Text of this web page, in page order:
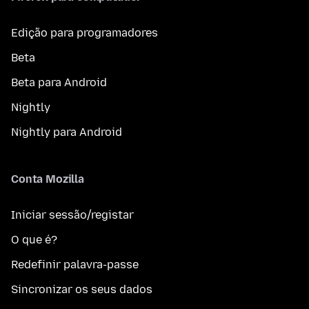
Edição para programadores
Beta
Beta para Android
Nightly
Nightly para Android
Conta Mozilla
Iniciar sessão/registar
O que é?
Redefinir palavra-passe
Sincronizar os seus dados